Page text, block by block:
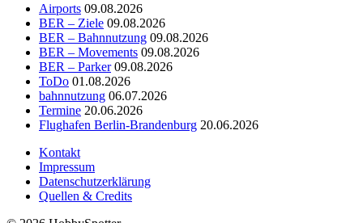
Airports 09.08.2026
BER – Ziele 09.08.2026
BER – Bahnnutzung 09.08.2026
BER – Movements 09.08.2026
BER – Parker 09.08.2026
ToDo 01.08.2026
bahnnutzung 06.07.2026
Termine 20.06.2026
Flughafen Berlin-Brandenburg 20.06.2026
Kontakt
Impressum
Datenschutzerklärung
Quellen & Credits